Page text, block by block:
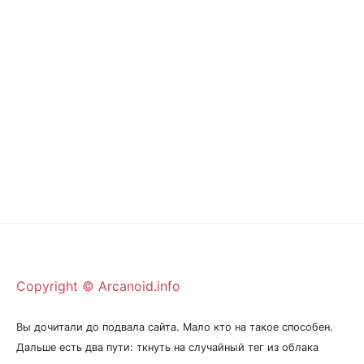
Copyright © Arcanoid.info
Вы дочитали до подвала сайта. Мало кто на такое способен.
Дальше есть два пути: ткнуть на случайный тег из облака